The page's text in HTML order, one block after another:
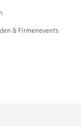
& Firmenevents